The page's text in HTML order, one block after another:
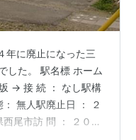
年に廃止になった三
した。 駅名標 ホーム
→ 接 続 ： なし駅構
無人駅廃止日 ： ２
尾市訪 問 ： ２００